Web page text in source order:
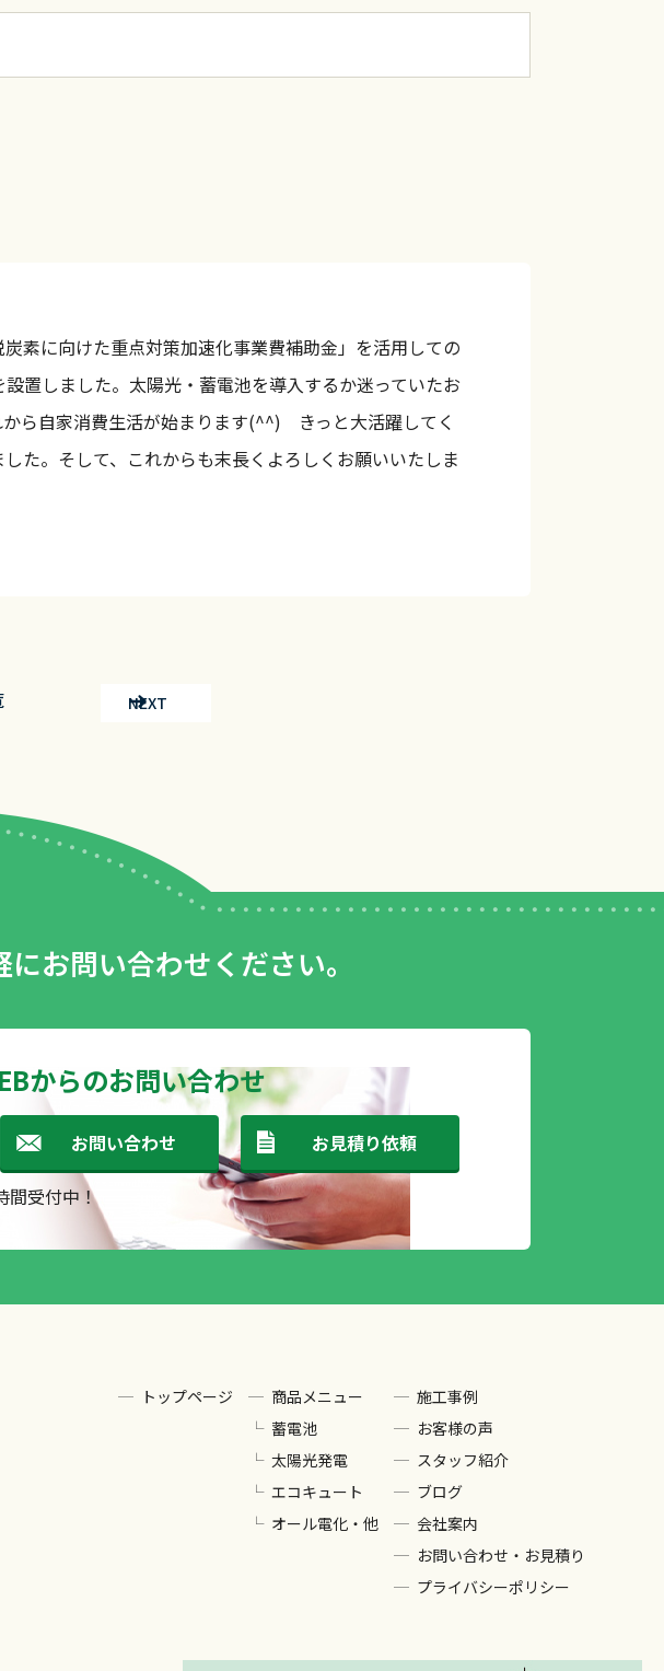
素に向けた重点対策加速化事業費補助金」を活用しての
しました。太陽光・蓄電池を導入するか迷っていたお
ら自家消費生活が始まります(^^) きっと大活躍してく
た。そして、これからも末長くよろしくお願いいたしま
NEXT
お問い合わせください。
からのお問い合わせ
お問い合わせ お見積り依頼
間受付中！
トップページ
商品メニュー
蓄電池
太陽光発電
エコキュート
オール電化・他
施工事例
お客様の声
スタッフ紹介
ブログ
会社案内
お問い合わせ・お見積り
プライバシーポリシー